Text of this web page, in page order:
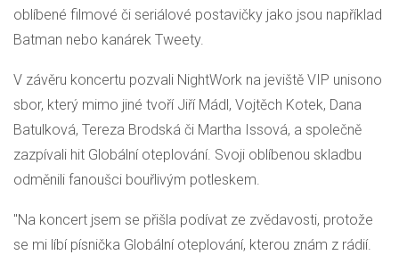
oblíbené filmové či seriálové postavičky jako jsou například
Batman nebo kanárek Tweety.
V závěru koncertu pozvali NightWork na jeviště VIP unisono
sbor, který mimo jiné tvoří Jiří Mádl, Vojtěch Kotek, Dana
Batulková, Tereza Brodská či Martha Issová, a společně
zazpívali hit Globální oteplování. Svoji oblíbenou skladbu
odměnili fanoušci bouřlivým potleskem.
"Na koncert jsem se přišla podívat ze zvědavosti, protože
se mi líbí písnička Globální oteplování, kterou znám z rádií.